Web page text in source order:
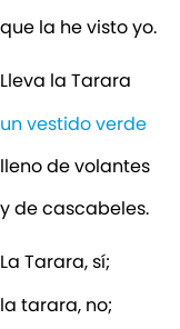
que la he visto yo.
Lleva la Tarara
un vestido verde
lleno de volantes
y de cascabeles.
La Tarara, sí;
la tarara, no;